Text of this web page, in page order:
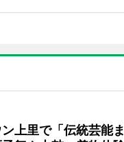
上里で「伝統芸能ま